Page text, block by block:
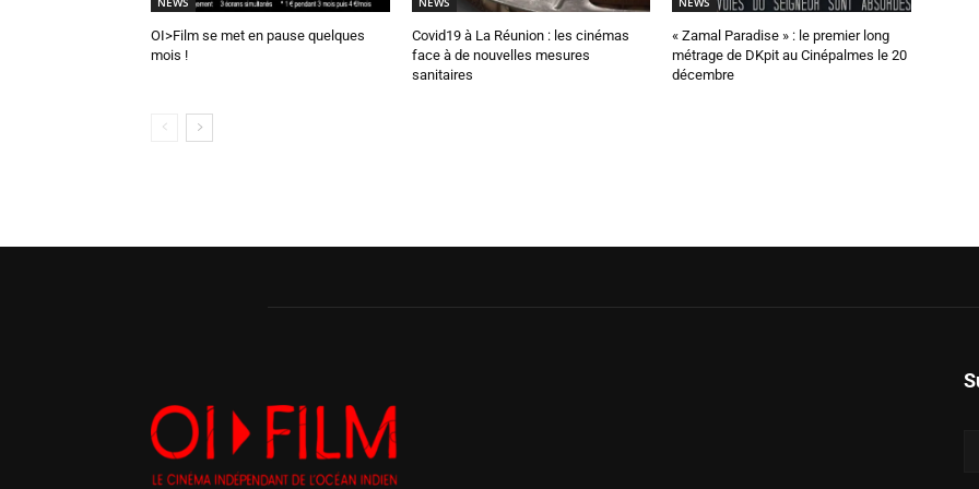
OI>Film se met en pause quelques
mois !
Covid19 à La Réunion : les cinémas
face à de nouvelles mesures
sanitaires
« Zamal Paradise » : le premier long
métrage de DKpit au Cinépalmes le 20
décembre